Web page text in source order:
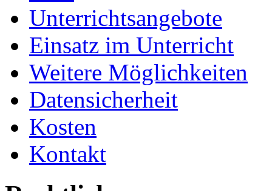
Unterrichtsangebote
Einsatz im Unterricht
Weitere Möglichkeiten
Datensicherheit
Kosten
Kontakt